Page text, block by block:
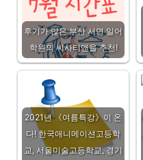
후기가 많은 부산 서면 일어
학원의 씨사티앤을 추천!
2021년 《여름특강》이 온
다! 한국애니메이션고등학
교, 서울미술고등학교, 경기